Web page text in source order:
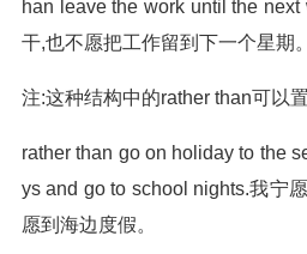
han leave the work until the
干,也不愿把工作留到下一个星期。
注:这种结构中的rather than可以
rather than go on holiday to the
ys and go to school nights.我宁
愿到海边度假。